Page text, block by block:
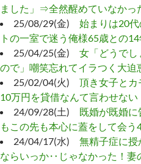
ました」⇒全然醒めていなかっ
25/08/29(金) 始まりは20
トの一室で迷う俺様65歳との
25/04/25(金) 女「どうでし
ので」嘲笑忘れてイラつく大迫
25/02/04(火) 頂き女子とカ
10万円を貸借なんて言わせない
24/09/28(土) 既婚が既婚
もこの先も本心に蓋をして会う
24/04/17(水) 無精子症に
ならいっか‥じゃなかった！妻